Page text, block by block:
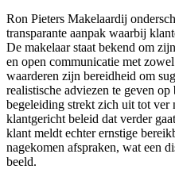
Ron Pieters Makelaardij
transparante aanpak waarbij
De makelaar staat bekend om
en open communicatie met
waarderen zijn bereidheid om
realistische adviezen te geven
begeleiding strekt zich uit tot ver
klantgericht beleid dat verder
klant meldt echter ernstige
nagekomen afspraken, wat een
beeld.